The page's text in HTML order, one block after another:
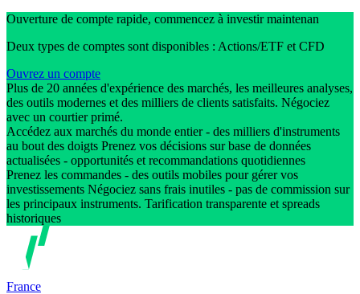
Ouverture de compte rapide, commencez à investir maintenan
Deux types de comptes sont disponibles : Actions/ETF et CFD
Ouvrez un compte
Plus de 20 années d'expérience des marchés, les meilleures analyses,
des outils modernes et des milliers de clients satisfaits. Négociez
avec un courtier primé.
Accédez aux marchés du monde entier - des milliers d'instruments
au bout des doigts Prenez vos décisions sur base de données
actualisées - opportunités et recommandations quotidiennes
Prenez les commandes - des outils mobiles pour gérer vos
investissements Négociez sans frais inutiles - pas de commission sur
les principaux instruments. Tarification transparente et spreads
historiques
France